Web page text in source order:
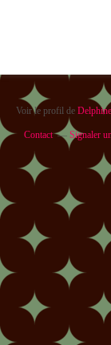
Voir le profil de
Contact Signaler